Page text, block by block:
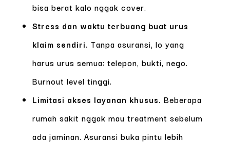
bisa berat kalo nggak cover.
Stress dan waktu terbuang buat urus
klaim sendiri. Tanpa asuransi, lo yang
harus urus semua: telepon, bukti, nego.
Burnout level tinggi.
Limitasi akses layanan khusus. Beberapa
rumah sakit nggak mau treatment sebelum
ada jaminan. Asuransi buka pintu lebih